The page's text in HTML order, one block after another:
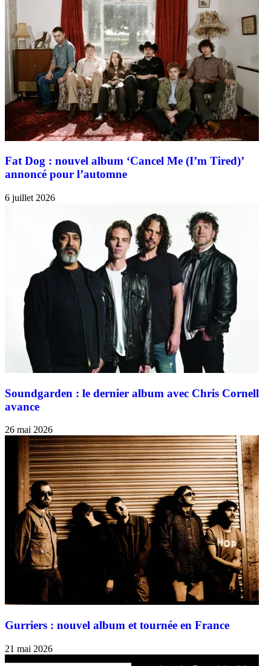
Fat Dog : nouvel album ‘Cancel Me (I’m Tired)’
annoncé pour l’automne
6 juillet 2026
Soundgarden : le dernier album avec Chris Cornell
avance
26 mai 2026
Gurriers : nouvel album et tournée en France
21 mai 2026